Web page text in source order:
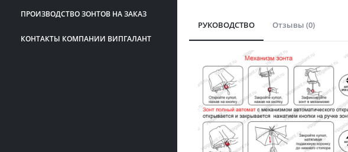
ПРОИЗВОДСТВО ЗОНТОВ НА ЗАКАЗ
КОНТАКТЫ КОМПАНИИ ВИПГАЛАНТ
РУКОВОДСТВО Отзывы (0)